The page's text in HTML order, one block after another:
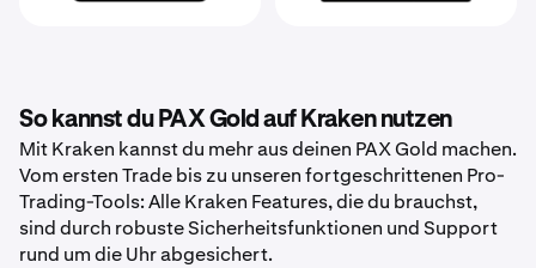
So kannst du PAX Gold auf Kraken nutzen
Mit Kraken kannst du mehr aus deinen PAX Gold machen.
Vom ersten Trade bis zu unseren fortgeschrittenen Pro-
Trading-Tools: Alle Kraken Features, die du brauchst,
sind durch robuste Sicherheitsfunktionen und Support
rund um die Uhr abgesichert.